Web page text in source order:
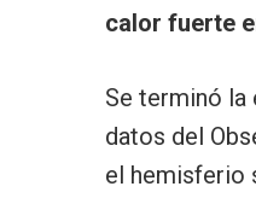
calor fuerte
Se terminó la
datos del
el hemisferio